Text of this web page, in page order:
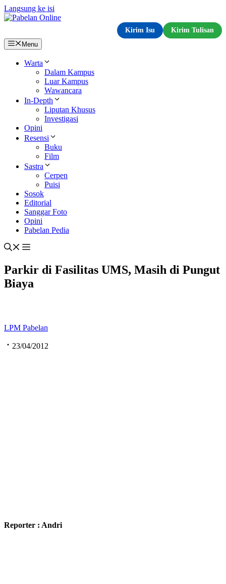
Langsung ke isi
Kirim Isu
Kirim Tulisan
Menu
Warta
Dalam Kampus
Luar Kampus
Wawancara
In-Depth
Liputan Khusus
Investigasi
Opini
Resensi
Buku
Film
Sastra
Cerpen
Puisi
Sosok
Editorial
Sanggar Foto
Opini
Pabelan Pedia
Parkir di Fasilitas UMS, Masih di Pungut
Biaya
LPM Pabelan
23/04/2012
Reporter : Andri